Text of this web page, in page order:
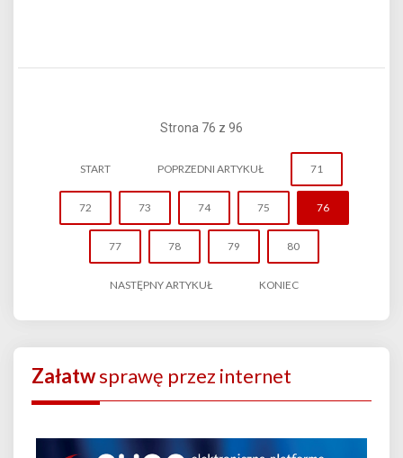
Strona 76 z 96
START POPRZEDNI ARTYKUŁ 71
72 73 74 75 76
77 78 79 80
NASTĘPNY ARTYKUŁ KONIEC
Załatwsprawę przez internet